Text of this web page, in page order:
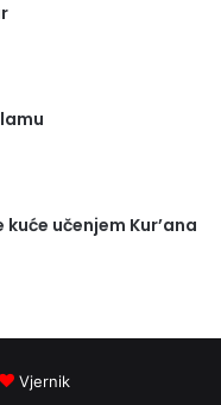
učenjem Kur’ana
Vjernik